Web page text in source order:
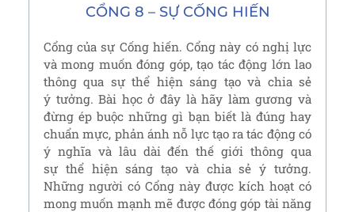
CỔNG 8 – SỰ CỐNG HIẾN
Cổng của sự Cống hiến. Cổng này có nghị lực
và mong muốn đóng góp, tạo tác động lớn lao
thông qua sự thể hiện sáng tạo và chia sẻ
ý tưởng. Bài học ở đây là hãy làm gương và
đừng ép buộc những gì bạn biết là đúng hay
chuẩn mực, phản ánh nỗ lực tạo ra tác động có
ý nghĩa và lâu dài đến thế giới thông qua
sự thể hiện sáng tạo và chia sẻ ý tưởng.
Những người có Cổng này được kích hoạt có
mong muốn mạnh mẽ được đóng góp tài năng